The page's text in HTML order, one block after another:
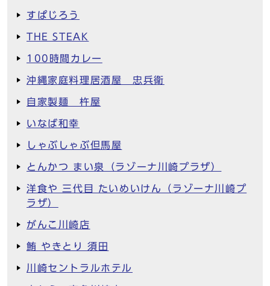
すぱじろう
THE STEAK
100時間カレー
沖縄家庭料理居酒屋 忠兵衛
自家製麺 杵屋
いなば和幸
しゃぶしゃぶ但馬屋
とんかつ まい泉（ラゾーナ川崎プラザ）
洋食や 三代目 たいめいけん（ラゾーナ川崎プ
ラザ）
がんこ川崎店
鮪 やきとり 須田
川崎セントラルホテル